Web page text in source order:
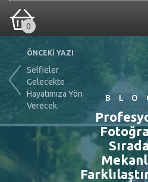
0
ÖNCEKİ YAZI
Selfieler
Gelecekte
Hayatımıza Yön
Verecek